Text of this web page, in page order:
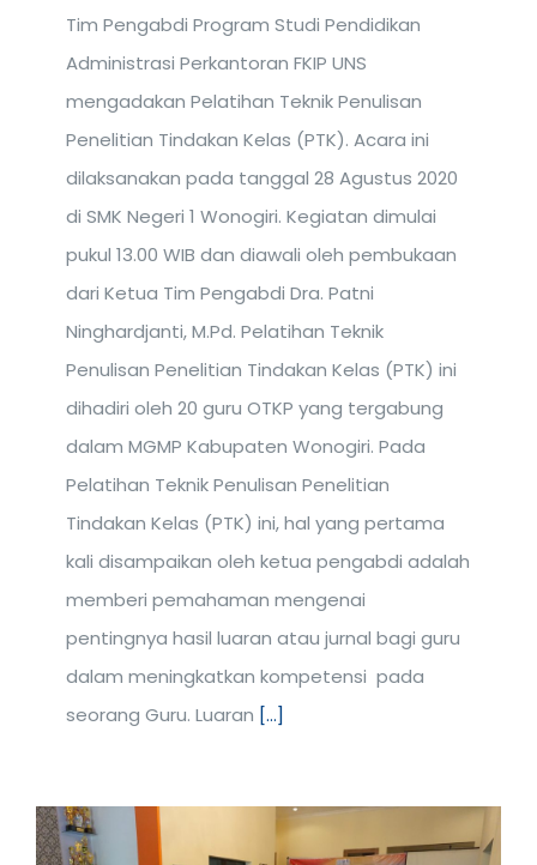
Tim Pengabdi Program Studi Pendidikan
Administrasi Perkantoran FKIP UNS
mengadakan Pelatihan Teknik Penulisan
Penelitian Tindakan Kelas (PTK). Acara ini
dilaksanakan pada tanggal 28 Agustus 2020
di SMK Negeri 1 Wonogiri. Kegiatan dimulai
pukul 13.00 WIB dan diawali oleh pembukaan
dari Ketua Tim Pengabdi Dra. Patni
Ninghardjanti, M.Pd. Pelatihan Teknik
Penulisan Penelitian Tindakan Kelas (PTK) ini
dihadiri oleh 20 guru OTKP yang tergabung
dalam MGMP Kabupaten Wonogiri. Pada
Pelatihan Teknik Penulisan Penelitian
Tindakan Kelas (PTK) ini, hal yang pertama
kali disampaikan oleh ketua pengabdi adalah
memberi pemahaman mengenai
pentingnya hasil luaran atau jurnal bagi guru
dalam meningkatkan kompetensi pada
seorang Guru. Luaran [...]